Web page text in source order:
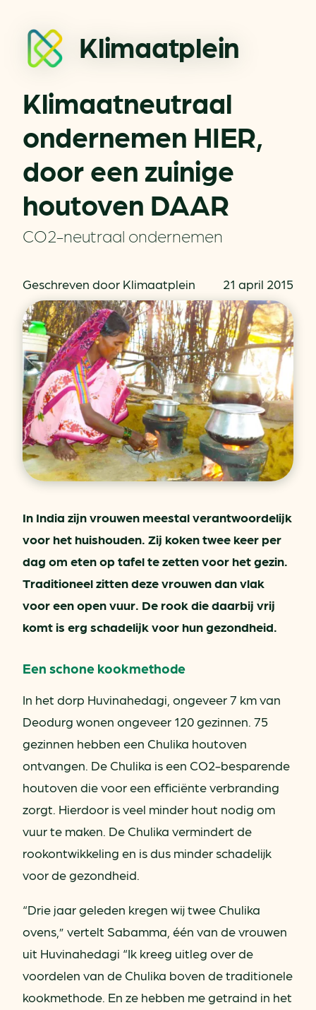
Klimaatplein
Klimaatneutraal
ondernemen HIER,
door een zuinige
houtoven DAAR
CO2-neutraal ondernemen
Geschreven door Klimaatplein 21 april 2015
In India zijn vrouwen meestal verantwoordelijk
voor het huishouden. Zij koken twee keer per
dag om eten op tafel te zetten voor het gezin.
Traditioneel zitten deze vrouwen dan vlak
voor een open vuur. De rook die daarbij vrij
komt is erg schadelijk voor hun gezondheid.
Een schone kookmethode
In het dorp Huvinahedagi, ongeveer 7 km van
Deodurg wonen ongeveer 120 gezinnen. 75
gezinnen hebben een Chulika houtoven
ontvangen. De Chulika is een CO2-besparende
houtoven die voor een efficiënte verbranding
zorgt. Hierdoor is veel minder hout nodig om
vuur te maken. De Chulika vermindert de
rookontwikkeling en is dus minder schadelijk
voor de gezondheid.
“Drie jaar geleden kregen wij twee Chulika
ovens,” vertelt Sabamma, één van de vrouwen
uit Huvinahedagi “Ik kreeg uitleg over de
voordelen van de Chulika boven de traditionele
kookmethode. En ze hebben me getraind in het